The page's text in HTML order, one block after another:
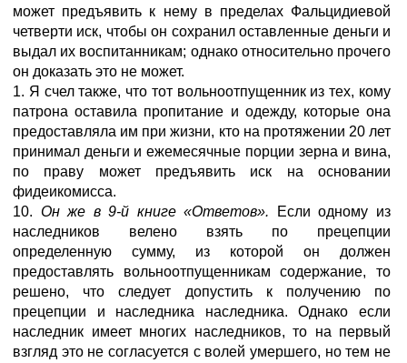
может предъявить к нему в пределах Фальцидиевой
четверти иск, чтобы он сохранил оставленные деньги и
выдал их воспитанникам; однако относительно прочего
он доказать это не может.
1. Я счел также, что тот вольноотпущенник из тех, кому
патрона оставила пропитание и одежду, которые она
предоставляла им при жизни, кто на протяжении 20 лет
принимал деньги и ежемесячные порции зерна и вина,
по праву может предъявить иск на основании
фидеикомисса.
10. Он же в 9-й книге «Ответов».
Если одному из
наследников велено взять по прецепции
определенную сумму, из которой он должен
предоставлять вольноотпущенникам содержание, то
решено, что следует допустить к получению по
прецепции и наследника наследника. Однако если
наследник имеет многих наследников, то на первый
взгляд это не согласуется с волей умершего, но тем не